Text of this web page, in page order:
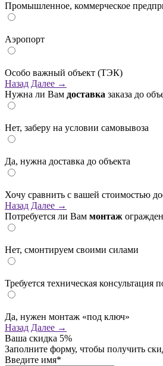
Промышленное, коммерческое
Аэропорт
Особо важный объект (ТЭК)
Назад Далее →
Нужна ли Вам доставка заказа до
Нет, заберу на условии самовывоза
Да, нужна доставка до объекта
Хочу сравнить с вашей стоимостью
Назад Далее →
Потребуется ли Вам монтаж
Нет, смонтируем своими силами
Требуется техническая консультация
Да, нужен монтаж «под ключ»
Назад Далее →
Ваша скидка 5%
Заполните форму, чтобы получить
Введите имя*